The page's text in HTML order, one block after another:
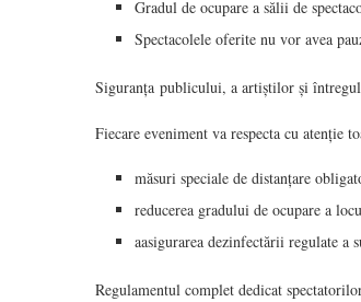
Gradul de ocupare a sălii de
Spectacolele oferite nu vor avea
Siguranța publicului, a artiștilor și
Fiecare eveniment va respecta cu atenție
măsuri speciale de distanțare
reducerea gradului de ocupare a
aasigurarea dezinfectării regulate a
Regulamentul complet dedicat